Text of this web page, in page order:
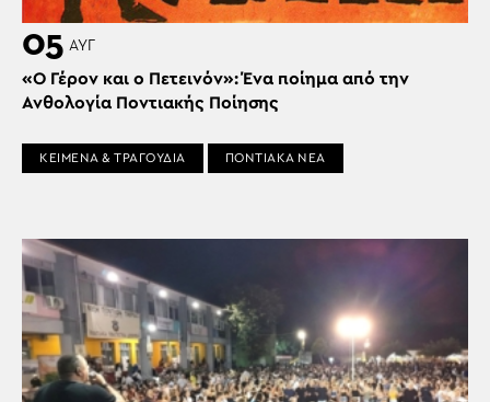
05 ΑΥΓ
«Ο Γέρον και ο Πετεινόν»: Ένα ποίημα από την
Ανθολογία Ποντιακής Ποίησης
ΚΕΙΜΕΝΑ & ΤΡΑΓΟΥΔΙΑ ΠΟΝΤΙΑΚΑ ΝΕΑ